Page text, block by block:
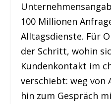
100 Millionen
Alltagsdienste. Für
der Schritt, wohin
Kundenkontakt im
verschiebt: weg
hin zum Gespräch